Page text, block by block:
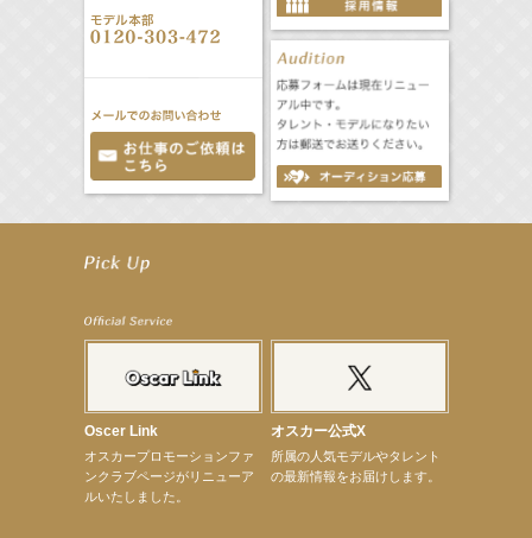
【前川泰之】舞台「グレンギャリー・グレンロス」公演詳細解禁！
【elfin’】7thシングル『全世界』がFM-UUでO.A.決定♪
【elfin’】8月16日（日）「全世界」発売記念イベント決定！
【elfin’】7thシングル『全世界』がFM TANABEでO.A.決定♪
【昆虫ハンター牧田習】宝塚市立手塚治虫記念館トークショー＆宝塚文化芸術センター昆虫展示イ
【昆虫ハンター牧田習】8月13日（木）プライムツリー赤池「ふれあい昆虫フェスティバル」トーク
【井頭愛海】『小さなお葬式』TV-CM出演！
【定本楓馬】WEB DIGVII 連載企画『東京23時』に登場！
【髙橋ひかる】7月雑誌掲載情報
Oscer Link
オスカープロモーションファ
ンクラブページがリニューア
ルいたしました。
オスカー公式X
所属の人気モデルやタレント
の最新情報をお届けします。